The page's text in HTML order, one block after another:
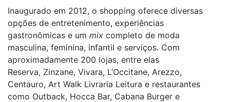
Inaugurado em 2012, o shopping oferece diversas
opções de entretenimento, experiências
gastronômicas e um mix completo de moda
masculina, feminina, infantil e serviços. Com
aproximadamente 200 lojas, entre elas
Reserva, Zinzane, Vivara, L’Occitane, Arezzo,
Centauro, Art Walk Livraria Leitura e restaurantes
como Outback, Hocca Bar, Cabana Burger e